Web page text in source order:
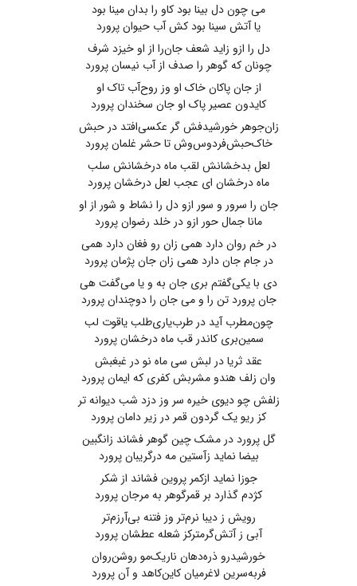
می چون دل بینا بود کاو را بدان مینا بود
یا آتش سینا بود کش آب حیوان پرورد
دل را ازو زاید شعف جان‌را از او خیزد شرف
چونان‌ که ‌گوهر را صدف از آب نیسان پرورد
از جان پاکان خاک او وز روح‌آب تاک او
کایدون عصیر پاک او جان سخندان پرورد
زان‌جو‌هر خو‌رشیدفش ‌گر عکسی‌افتد در حبش
خاک‌حبش‌فردوس‌وش تا حشر غلمان پرورد
لعل بدخشانش لقب ماه درخشانش سلب
ماه درخشان ای عجب لعل درخشان پرورد
جان‌ را سرور و سور ازو دل ‌را نشاط و شور از او
مانا جمال حور ازو در خلد رضوان پرورد
در خم روان دارد همی زان رو فغان دارد همی
در جام جان دارد همی زان جان پژمان پرورد
دی با یکی‌گفتم بری جان به و یا می‌گفت هی
جان ‌پرورد تن را و می جان را دوچندان پرورد
چون‌مطرب ‌آید در طرب‌یاری‌طلب ‌یاقوت ‌لب
سمین‌بری کاندر قب ماه درخشان پرورد
عقد ثریا در لبش سی ماه نو در غبغبش
وان ‌زلف هندو مشربش کفری ‌که ایمان پرورد
زلفش چو دیوی خیره سر وز دزد شب دیوانه تر
کز ریو یک ‌گردون قمر در زیر دامان پرورد
گل‌ پرورد در مشک چین ‌گوهر فشاند زانگبین
بیضا نماید زآستین مه درگریبان پرورد
جوزا نماید ازکمر پروین فشاند از شکر
کژدم‌ گذارد بر قمرگوهر به مرجان پرورد
رویش ز دیبا نرم‌تر وز فتنه بی‌آرزم‌تر
آبی ز آتش‌گرمترکز شعله عطشان پرورد
خورشیدرو ذره‌دهان ناریک‌مو روشن‌روان
فربه‌سرین لاغرمیان کاین‌کاهد و آن پرورد